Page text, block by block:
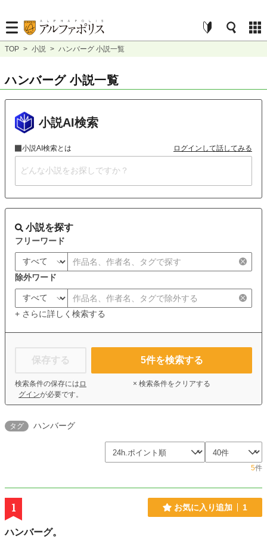
TOP > 小説 > ハンバーグ 小説一覧
ハンバーグ 小説一覧
小説AI検索
小説AI検索とは ログインして話してみる
小説を探す
フリーワード
除外ワード
+ さらに詳しく検索する
保存する
検索条件の保存には ロ
グインが必要です。
5件を検索する
× 検索条件をクリアする
タグ ハンバーグ
5件
1 お気に入り追加 1
ハンバーグ。